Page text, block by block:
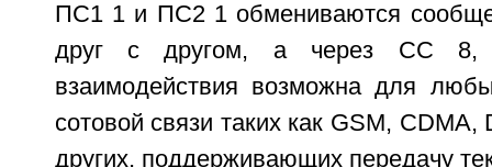
ПС1 1 и ПС2 1 обмениваются
друг с другом, а через СС 8,
взаимодействия возможна для
сотовой связи таких как GSM,
других, поддерживающих передачу